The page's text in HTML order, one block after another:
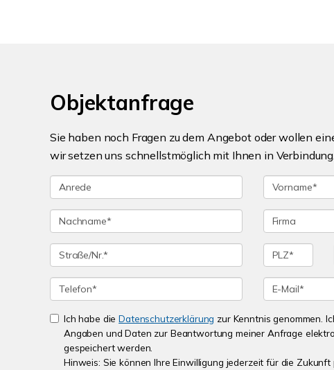
Objektanfrage
Sie haben noch Fragen zu dem Angebot oder wollen
wir setzen uns schnellstmöglich mit Ihnen in Verbindung.
Ich habe dieDatenschutzerklärung zur Kenntnis genommen.
Angaben und Daten zur Beantwortung meiner Anfrage
gespeichert werden.
Hinweis: Sie können Ihre Einwilligung jederzeit für die Zukunft